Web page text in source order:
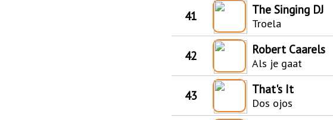
41 The Singing DJ
Troela
42 Robert Caarels
Als je gaat
43 That's It
Dos ojos